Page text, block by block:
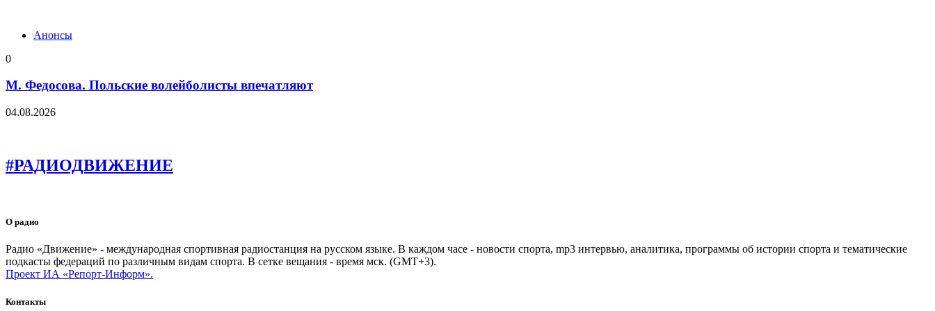
Анонсы
0
М. Федосова. Польские волейболисты впечатляют
04.08.2026
#РАДИОДВИЖЕНИЕ
О радио
Радио «Движение» - международная спортивная радиостанция на русском языке. В каждом часе - новости спорта, mp3 интервью, аналитика, программы об истории спорта и тематические
подкасты федераций по различным видам спорта. В сетке вещания - время мск. (GMT+3).
Проект ИА «Репорт-Информ».
Контакты